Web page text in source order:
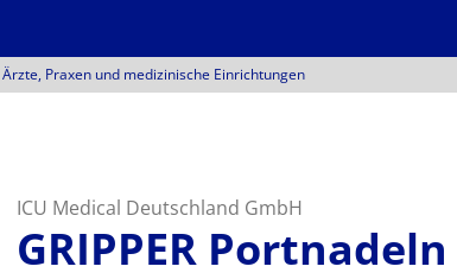
Praxen und medizinische Einrichtungen
ICU Medical Deutschland GmbH
GRIPPER Portnadeln